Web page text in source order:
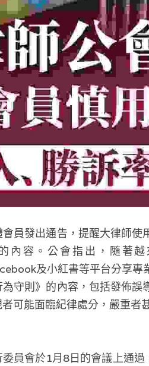
員發出通告，提醒大律師
內容。公會指出，隨著越
及小紅書等平台分享專
守則》的內容，包括發佈
可能面臨紀律處分，嚴重者
員會於1月8日的會議上通